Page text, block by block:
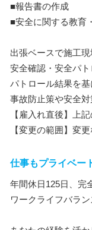
■報告書の作成
■安全に関する教育
出張ベースで施工現
安全確認・安全パト
パトロール結果を基
事故防止策や安全対
【雇入れ直後】上
【変更の範囲】変
仕事もプライベー
年間休日125日、完
ワークライフバラ